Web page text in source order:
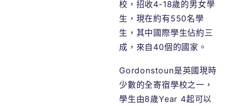
校，招收4-18歲的男女學
生，現在約有550名學
生，其中國際學生佔約三
成，來自40個的國家。
Gordonstoun是英國現時
少數的全寄宿學校之一，
學生由8歲Year 4起可以